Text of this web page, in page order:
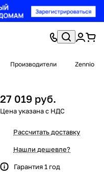
Производители Zennio
27 019 руб.
Рассчитать доставку
Нашли дешевле?
Гарантия 1 год